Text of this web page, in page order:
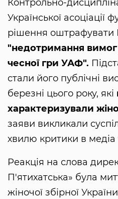
Контрольно-
Української асоціації
рішення оштрафувати
"недотримання
чесної гри УАФ".
стали його публічні
березні цього року, які
характеризували
заяви викликали
хвилю критики в
Реакція на слова
П'ятихатська» була
жіночої збірної